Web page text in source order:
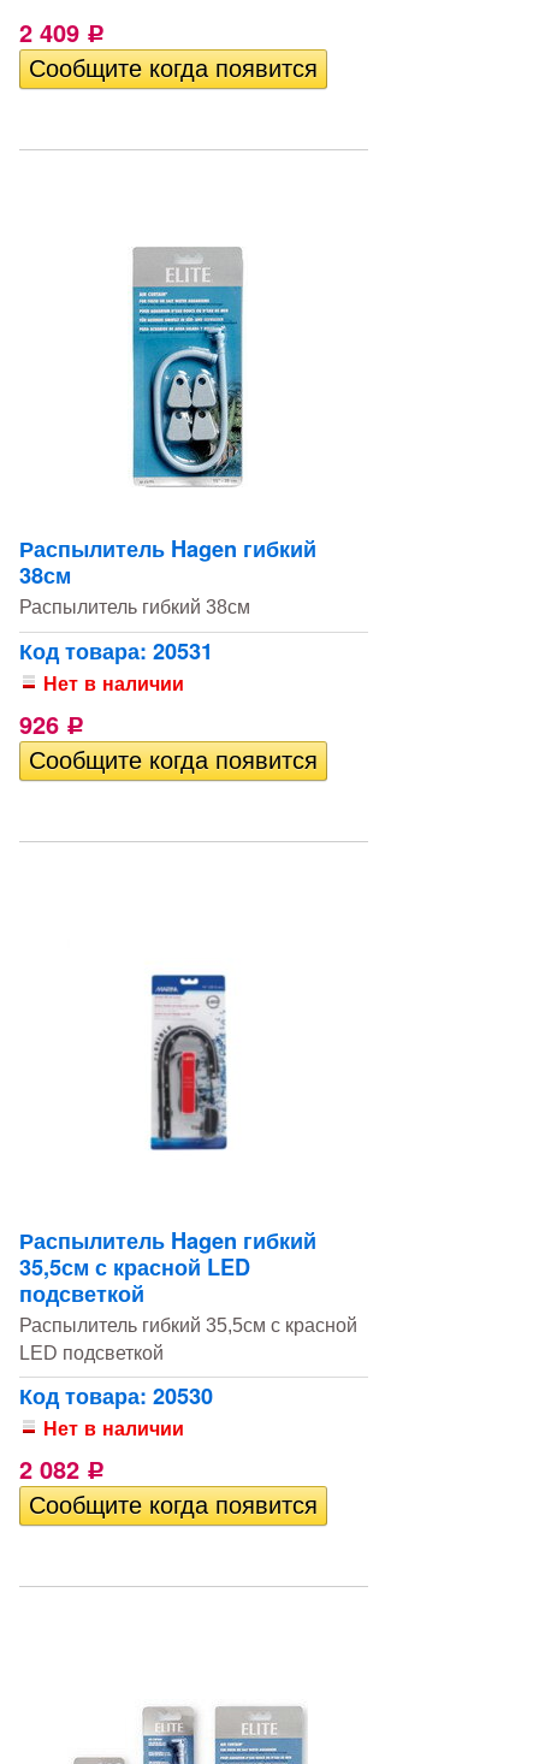
2 409 Р
Распылитель Hagen гибкий
38см
Распылитель гибкий 38см
Код товара: 20531
Нет в наличии
926 Р
Распылитель Hagen гибкий
35,5см с красной LED
подсветкой
Распылитель гибкий 35,5см с красной
LED подсветкой
Код товара: 20530
Нет в наличии
2 082 Р